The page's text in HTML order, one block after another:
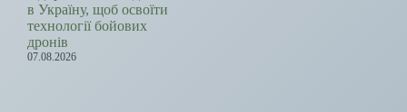
в Україну, щоб освоїти
технології бойових
дронів
07.08.2026